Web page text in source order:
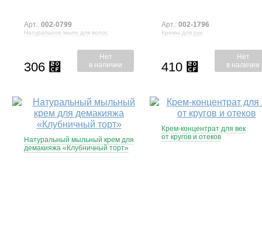
Натуральное мыло для волос
Арт.: 002-0799
306 ⃏
Нет
в наличии
Кремы для рук
Арт.: 002-1796
410 ⃏
Нет
в наличии
Натуральный мыльный крем для
демакияжа «Клубничный торт»
Крем-концентрат для век
от кругов и отеков